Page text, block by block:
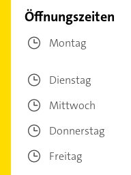
Öffnungszeiten
Montag
Dienstag
Mittwoch
Donnerstag
Freitag